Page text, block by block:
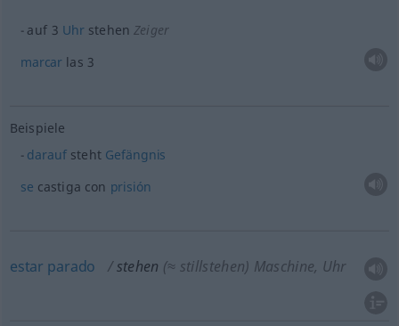
auf 3 Uhrstehen Zeiger
marcar las 3
Beispiele
daraufsteht Gefängnis
se castiga con prisión
estar parado stehen (≈ stillstehen) Maschine, Uhr